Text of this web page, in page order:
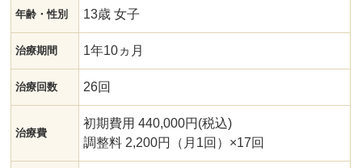
年齢・性別 13歳 女子
治療期間 1年10ヵ月
治療回数 26回
治療費
初期費用 440,000円 (税込)
調整料 2,200円（月1回）×17回